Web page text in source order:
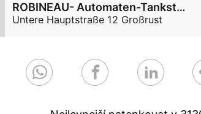
ROBINEAU- Automaten-Tankstelle
Untere Hauptstraße 12 Großrust